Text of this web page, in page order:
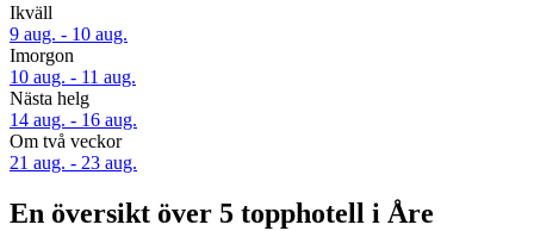
Ikväll
9 aug. - 10 aug.
Imorgon
10 aug. - 11 aug.
Nästa helg
14 aug. - 16 aug.
Om två veckor
21 aug. - 23 aug.
En översikt över 5 topphotell i Åre